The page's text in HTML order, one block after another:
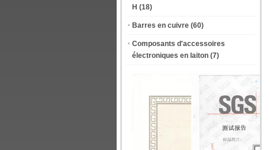
H (18)
Barres en cuivre (60)
Composants d'accessoires
électroniques en laiton (7)